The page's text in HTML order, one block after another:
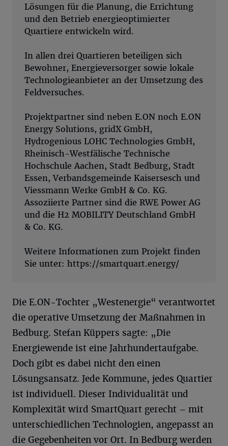
Lösungen für die Planung, die Errichtung
und den Betrieb energieoptimierter
Quartiere entwickeln wird.
In allen drei Quartieren beteiligen sich
Bewohner, Energieversorger sowie lokale
Technologieanbieter an der Umsetzung des
Feldversuches.
Projektpartner sind neben E.ON noch E.ON
Energy Solutions, gridX GmbH,
Hydrogenious LOHC Technologies GmbH,
Rheinisch-Westfälische Technische
Hochschule Aachen, Stadt Bedburg, Stadt
Essen, Verbandsgemeinde Kaisersesch und
Viessmann Werke GmbH & Co. KG.
Assoziierte Partner sind die RWE Power AG
und die H2 MOBILITY Deutschland GmbH
& Co. KG.
Weitere Informationen zum Projekt finden
Sie unter: https://smartquart.energy/
Die E.ON-Tochter „Westenergie“ verantwortet
die operative Umsetzung der Maßnahmen in
Bedburg. Stefan Küppers sagte: „Die
Energiewende ist eine Jahrhundertaufgabe.
Doch gibt es dabei nicht den einen
Lösungsansatz. Jede Kommune, jedes Quartier
ist individuell. Dieser Individualität und
Komplexität wird SmartQuart gerecht – mit
unterschiedlichen Technologien, angepasst an
die Gegebenheiten vor Ort. In Bedburg werden